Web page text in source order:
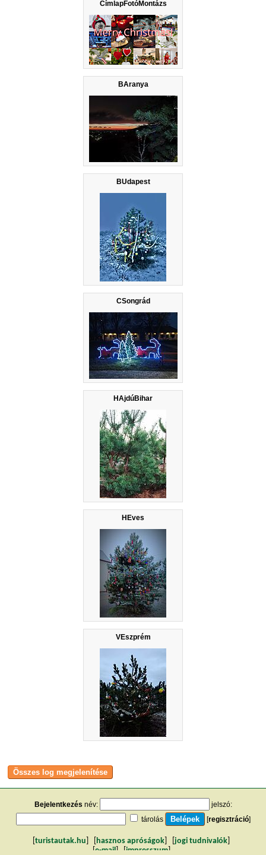
CímlapFotóMontázs
BAranya
BUdapest
CSongrád
HAjdúBihar
HEves
VEszprém
Bejelentkezés név:
jelszó:
tárolás
[regisztráció]
turistautak.hu hasznos apróságok jogi tudnivalók
[e-mail] [impresszum]